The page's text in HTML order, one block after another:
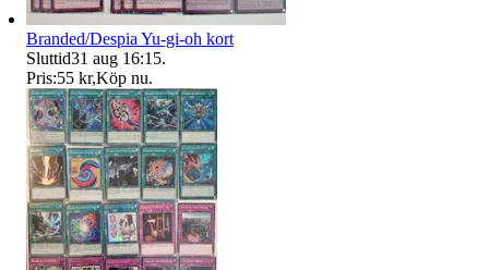
Branded/Despia Yu-gi-oh kort
Sluttid31 aug 16:15.
Pris:55 kr,Köp nu.